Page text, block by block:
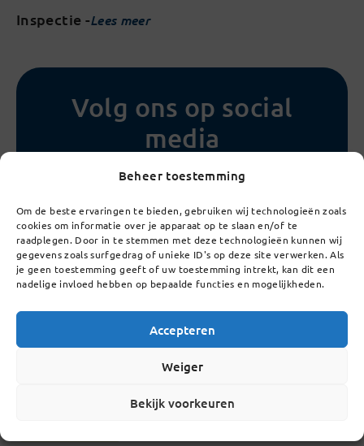
Beheer toestemming
Om de beste ervaringen te bieden, gebruiken wij technologieën zoals
cookies om informatie over je apparaat op te slaan en/of te
raadplegen. Door in te stemmen met deze technologieën kunnen wij
gegevens zoals surfgedrag of unieke ID's op deze site verwerken. Als
je geen toestemming geeft of uw toestemming intrekt, kan dit een
nadelige invloed hebben op bepaalde functies en mogelijkheden.
Accepteren
Weiger
Bekijk voorkeuren
Inspectie -Lees meer
Volg ons op social
media
Celebeslaan 20, 5641 AG Eindhoven